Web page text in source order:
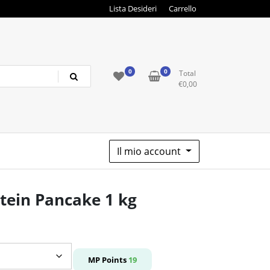
Lista Desideri Carrello
0 0
Total
€0,00
Il mio account
Pancake 1 kg
MP Points 19